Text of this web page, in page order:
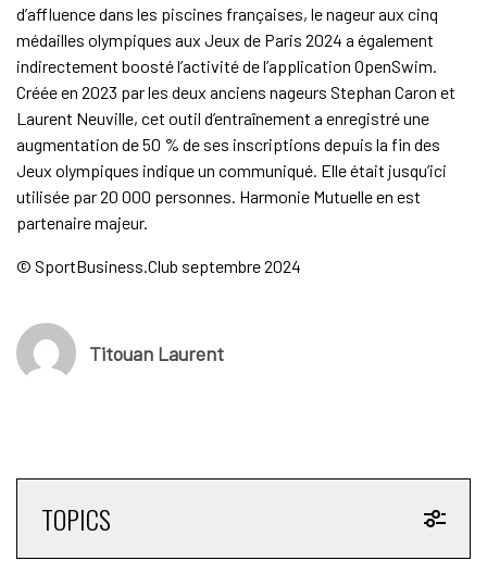
d’affluence dans les piscines françaises, le nageur aux cinq
médailles olympiques aux Jeux de Paris 2024 a également
indirectement boosté l’activité de l’application OpenSwim.
Créée en 2023 par les deux anciens nageurs Stephan Caron et
Laurent Neuville, cet outil d’entraînement a enregistré une
augmentation de 50 % de ses inscriptions depuis la fin des
Jeux olympiques indique un communiqué. Elle était jusqu’ici
utilisée par 20 000 personnes. Harmonie Mutuelle en est
partenaire majeur.
© SportBusiness.Club septembre 2024
Titouan Laurent
TOPICS